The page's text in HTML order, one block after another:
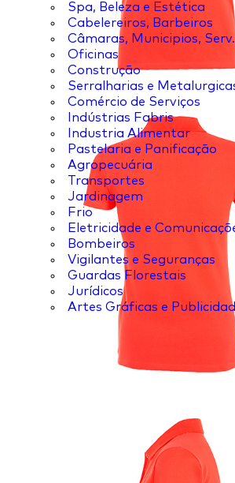
Spa, Beleza e Estética
Cabelereiros, Barbeiros
Câmaras, Municipios,
Oficinas
Construção
Serralharias e
Comércio de Serviços
Indústrias Fabris
Industria Alimentar
Pastelaria e Panificação
Agropecuária
Transportes
Jardinagem
Frio
Eletricidade e
Bombeiros
Vigilantes e Seguranças
Guardas Florestais
Jurídicos
Artes Gráficas e